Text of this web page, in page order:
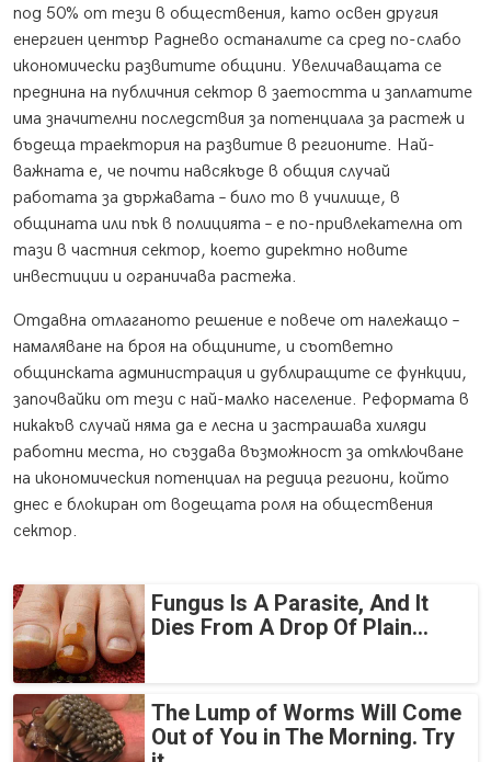
под 50% от тези в обществения, като освен другия
енергиен център Раднево останалите са сред по-слабо
икономически развитите общини. Увеличаващата се
преднина на публичния сектор в заетостта и заплатите
има значителни последствия за потенциала за растеж и
бъдеща траектория на развитие в регионите. Най-
важната е, че почти навсякъде в общия случай
работата за държавата – било то в училище, в
общината или пък в полицията – е по-привлекателна от
тази в частния сектор, което директно новите
инвестиции и ограничава растежа.
Отдавна отлаганото решение е повече от належащо –
намаляване на броя на общините, и съответно
общинската администрация и дублиращите се функции,
започвайки от тези с най-малко население. Реформата в
никакъв случай няма да е лесна и застрашава хиляди
работни места, но създава възможност за отключване
на икономическия потенциал на редица региони, който
днес е блокиран от водещата роля на обществения
сектор.
Fungus Is A Parasite, And It
Dies From A Drop Of Plain...
The Lump of Worms Will Come
Out of You in The Morning. Try